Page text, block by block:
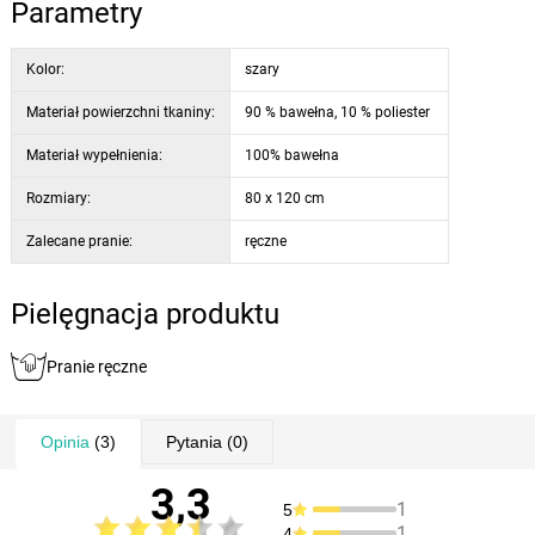
Nemáte palety? Nevadí, sedák využijete aj bez nich, napríklad len tak
pohodlné posedenie a zároveň skvele drží tvar. Praktická úchytka
Parametry
Kolor: szary
Materiał powierzchni tkaniny: 90 % bawełna, 10 % poliester
Materiał wypełnienia: 100% bawełna
Rozmiary: 80 x 120 cm
Zalecane pranie: ręczne
Pielęgnacja produktu
Pranie ręczne
Opinia (3) Pytania (0)
3,3 5 1